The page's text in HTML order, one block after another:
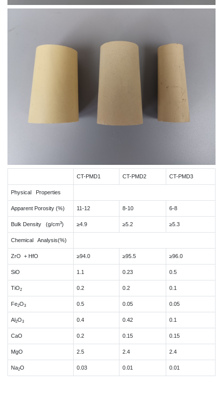
CT-PMD1 CT-PMD2 CT-PMD3
Physical Properties
Apparent Porosity (%) 11-12 8-10 6-8
Bulk Density (g/cm3) ≥4.9 ≥5.2 ≥5.3
Chemical Analysis(%)
ZrO + HfO ≥94.0 ≥95.5 ≥96.0
SiO 1.1 0.23 0.5
TiO2 0.2 0.2 0.1
Fe2O3 0.5 0.05 0.05
Al2O3 0.4 0.42 0.1
CaO 0.2 0.15 0.15
MgO 2.5 2.4 2.4
Na2O 0.03 0.01 0.01